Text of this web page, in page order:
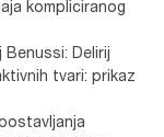
kompliciranog
Delirij
tvari: prikaz